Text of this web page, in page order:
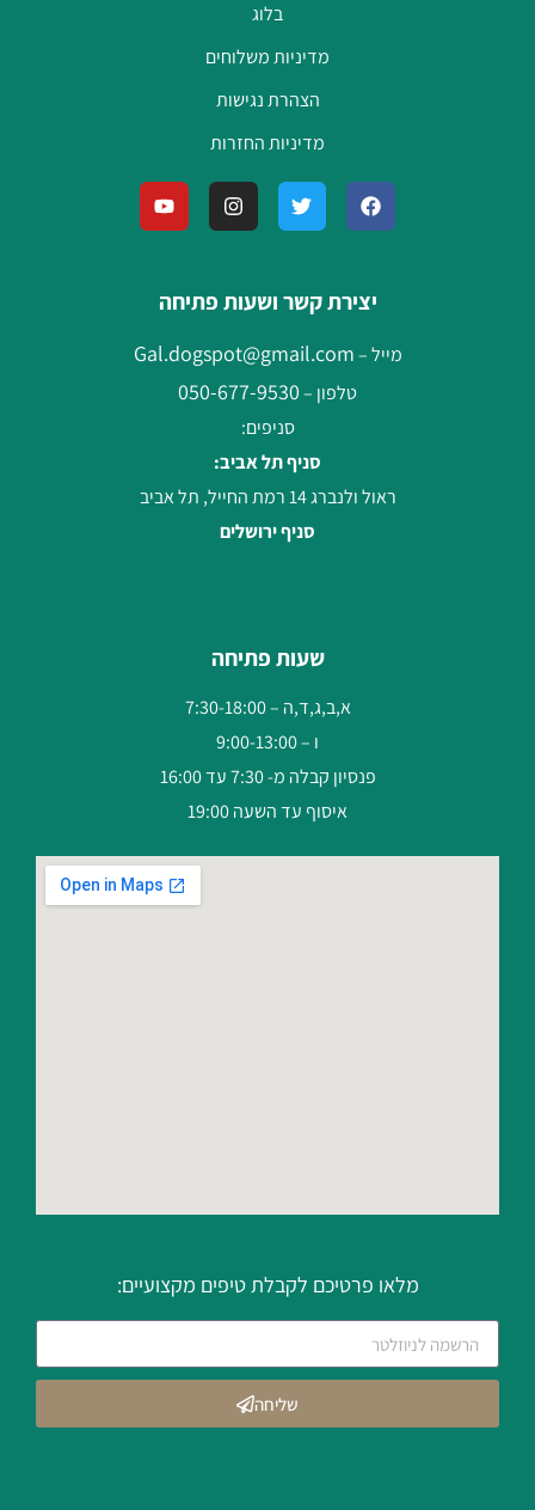
בלוג
מדיניות משלוחים
הצהרת נגישות
מדיניות החזרות
יצירת קשר ושעות פתיחה
מייל –Gal.dogspot@gmail.com
טלפון –050-677-9530
סניפים:
סניף תל אביב:
ראול ולנברג 14 רמת החייל, תל אביב
סניף ירושלים
שעות פתיחה
א,ב,ג,ד,ה – 7:30-18:00
ו – 9:00-13:00
פנסיון קבלה מ- 7:30 עד 16:00
איסוף עד השעה 19:00
מלאו פרטיכם לקבלת טיפים מקצועיים:
שליחה